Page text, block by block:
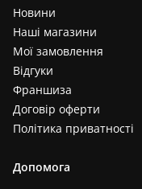
Новини
Наші магазини
Мої замовлення
Відгуки
Франшиза
Договір оферти
Політика приватності
Допомога